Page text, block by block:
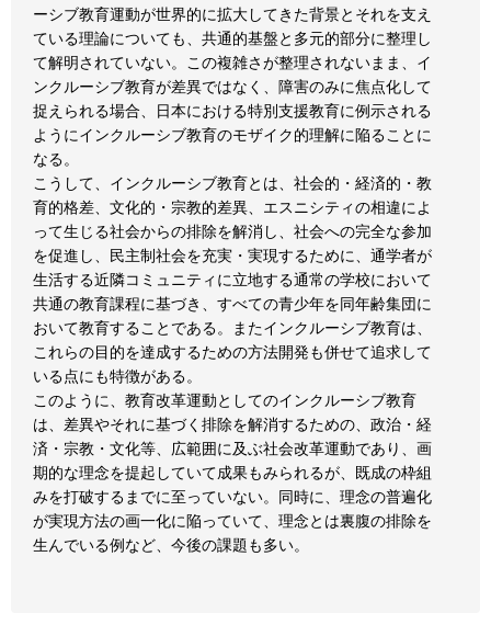
ーシブ教育運動が世界的に拡大してきた背景とそれを支え
ている理論についても、共通的基盤と多元的部分に整理し
て解明されていない。この複雑さが整理されないまま、イ
ンクルーシブ教育が差異ではなく、障害のみに焦点化して
捉えられる場合、日本における特別支援教育に例示される
ようにインクルーシブ教育のモザイク的理解に陥ることに
なる。
こうして、インクルーシブ教育とは、社会的・経済的・教
育的格差、文化的・宗教的差異、エスニシティの相違によ
って生じる社会からの排除を解消し、社会への完全な参加
を促進し、民主制社会を充実・実現するために、通学者が
生活する近隣コミュニティに立地する通常の学校において
共通の教育課程に基づき、すべての青少年を同年齢集団に
おいて教育することである。またインクルーシブ教育は、
これらの目的を達成するための方法開発も併せて追求して
いる点にも特徴がある。
このように、教育改革運動としてのインクルーシブ教育
は、差異やそれに基づく排除を解消するための、政治・経
済・宗教・文化等、広範囲に及ぶ社会改革運動であり、画
期的な理念を提起していて成果もみられるが、既成の枠組
みを打破するまでに至っていない。同時に、理念の普遍化
が実現方法の画一化に陥っていて、理念とは裏腹の排除を
生んでいる例など、今後の課題も多い。